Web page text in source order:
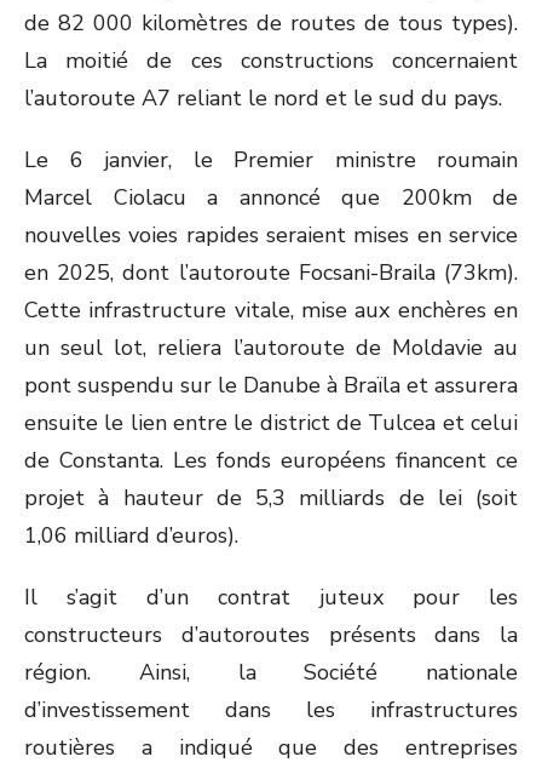
de 82 000 kilomètres de routes de tous types).
La moitié de ces constructions concernaient
l’autoroute A7 reliant le nord et le sud du pays.
Le 6 janvier, le Premier ministre roumain
Marcel Ciolacu a annoncé que 200km de
nouvelles voies rapides seraient mises en service
en 2025, dont l’autoroute Focsani-Braila (73km).
Cette infrastructure vitale, mise aux enchères en
un seul lot, reliera l’autoroute de Moldavie au
pont suspendu sur le Danube à Braïla et assurera
ensuite le lien entre le district de Tulcea et celui
de Constanta. Les fonds européens financent ce
projet à hauteur de 5,3 milliards de lei (soit
1,06 milliard d’euros).
Il s’agit d’un contrat juteux pour les
constructeurs d’autoroutes présents dans la
région. Ainsi, la Société nationale
d’investissement dans les infrastructures
routières a indiqué que des entreprises